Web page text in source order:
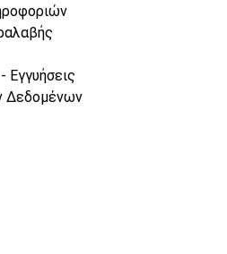
Εγγυήσεις
Δεδομένων